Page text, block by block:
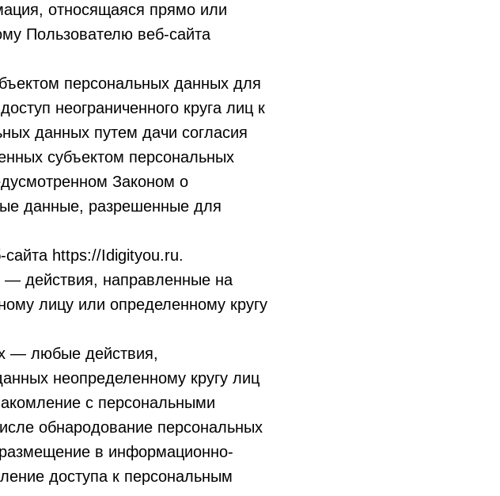
относящаяся прямо или
Пользователю веб-сайта
персональных данных для
неограниченного круга лиц к
данных путем дачи согласия
субъектом персональных
Законом о
данные, разрешенные для
https://Idigityou.ru.
— действия, направленные на
лицу или определенному кругу
— любые действия,
неопределенному кругу лиц
с персональными
обнародование персональных
в информационно-
доступа к персональным